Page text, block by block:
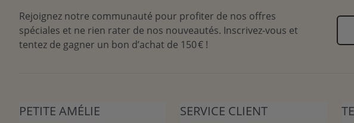
Rejoignez notre communauté pour profiter de nos offres
spéciales et ne rien rater de nos nouveautés. Inscrivez-vous et
tentez de gagner un bon d’achat de 150 € !
PETITE AMÉLIE SERVICE CLIENT